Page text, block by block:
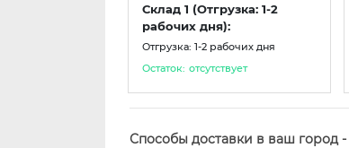
Склад 1 (Отгрузка: 1-2
рабочих дня):
Отгрузка: 1-2 рабочих дня
Остаток: отсутствует
Способы доставки в ваш город -